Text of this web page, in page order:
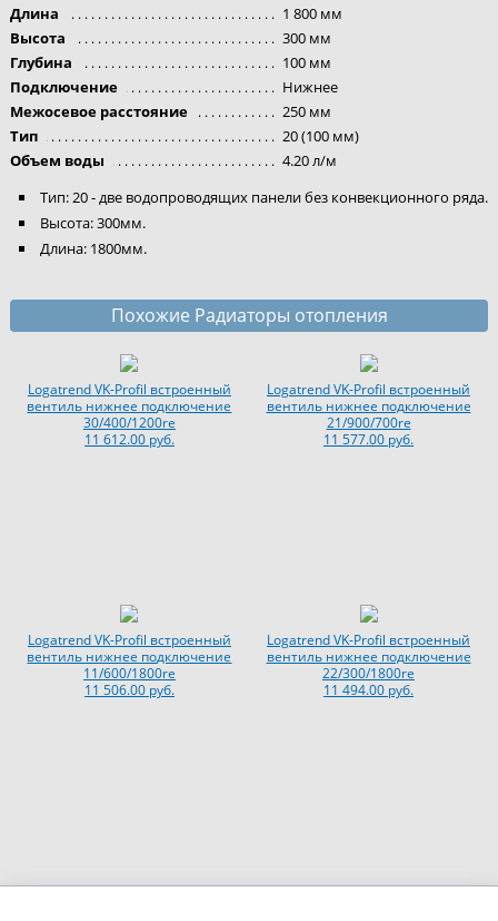
Длина
1 800 мм
Высота
300 мм
Глубина
100 мм
Подключение
Нижнее
Межосевое расстояние
250 мм
Тип
20 (100 мм)
Объем воды
4.20 л/м
Тип: 20 - две водопроводящих панели без конвекционного ряда.
Высота: 300мм.
Длина: 1800мм.
Похожие Радиаторы отопления
Logatrend VK-Profil встроенный
вентиль нижнее подключение
30/400/1200re
11 612.00 руб.
Logatrend VK-Profil встроенный
вентиль нижнее подключение
21/900/700re
11 577.00 руб.
Logatrend VK-Profil встроенный
вентиль нижнее подключение
11/600/1800re
11 506.00 руб.
Logatrend VK-Profil встроенный
вентиль нижнее подключение
22/300/1800re
11 494.00 руб.